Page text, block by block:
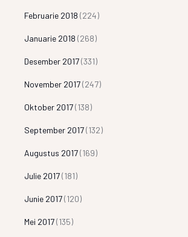
Februarie 2018 (224)
Januarie 2018 (268)
Desember 2017(331)
November 2017(247)
Oktober 2017(138)
September 2017(132)
Augustus 2017(169)
Julie 2017(181)
Junie 2017(120)
Mei 2017(135)